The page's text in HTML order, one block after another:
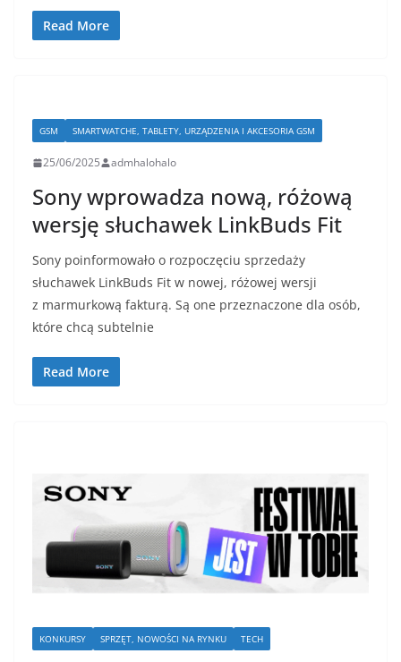
Read More
GSM SMARTWATCHE, TABLETY, URZĄDZENIA I AKCESORIA GSM
25/06/2025 admhalohalo
Sony wprowadza nową, różową
wersję słuchawek LinkBuds Fit
Sony poinformowało o rozpoczęciu sprzedaży
słuchawek LinkBuds Fit w nowej, różowej wersji
z marmurkową fakturą. Są one przeznaczone dla osób,
które chcą subtelnie
Read More
KONKURSY SPRZĘT, NOWOŚCI NA RYNKU TECH